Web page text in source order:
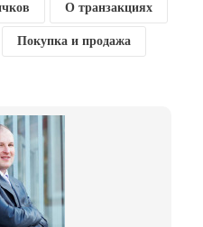
О транзакциях
Покупка и продажа